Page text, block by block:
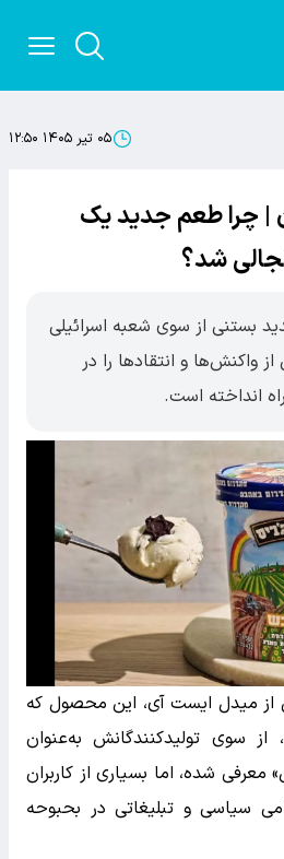
۰۵ تیر ۱۴۰۵ ۱۲:۵۰
| چرا طعم جدید یک
شد؟
بستنی از سوی شعبه اسرائیلی
واکنش‌ها و انتقادها را در
انداخته است.
از میدل ایست آی، این محصول که
سوی تولیدکنندگانش به‌عنوان
معرفی شده، اما بسیاری از کاربران
سیاسی و تبلیغاتی در بحبوحه